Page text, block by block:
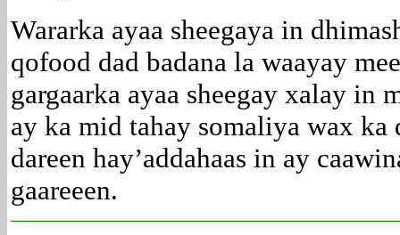
Wararka ayaa sheegaya in
qofood dad badana la waayay
gargaarka ayaa sheegay xalay in
ay ka mid tahay somaliya wax ka
dareen hay’addahaas in ay
gaareeen.